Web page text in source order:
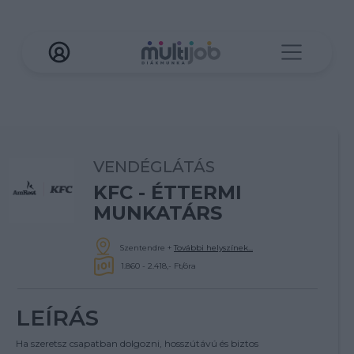
VENDÉGLÁTÁS
KFC - ÉTTERMI
MUNKATÁRS
Szentendre + További helyszínek...
1.860 - 2.418,- Ft/óra
LEÍRÁS
Ha szeretsz csapatban dolgozni, hosszútávú és biztos